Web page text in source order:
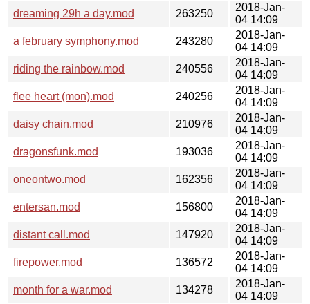
dreaming 29h a day.mod
263250
2018-Jan-
04 14:09
a february symphony.mod
243280
2018-Jan-
04 14:09
riding the rainbow.mod
240556
2018-Jan-
04 14:09
flee heart (mon).mod
240256
2018-Jan-
04 14:09
daisy chain.mod
210976
2018-Jan-
04 14:09
dragonsfunk.mod
193036
2018-Jan-
04 14:09
oneontwo.mod
162356
2018-Jan-
04 14:09
entersan.mod
156800
2018-Jan-
04 14:09
distant call.mod
147920
2018-Jan-
04 14:09
firepower.mod
136572
2018-Jan-
04 14:09
month for a war.mod
134278
2018-Jan-
04 14:09